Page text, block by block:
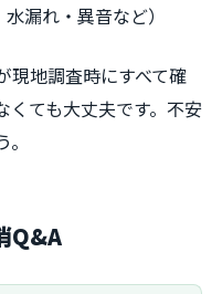
漏れ・異音など）
現地調査時にすべて確
くても大丈夫です。不安
Q&A